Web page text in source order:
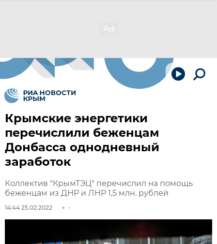
Крымские энергетики
перечислили беженцам
Донбасса однодневный
заработок
Коллектив "КрымТЭЦ" перечислил на помощь
беженцам из ДНР и ЛНР 1,5 млн. рублей
14:44 25.02.2022